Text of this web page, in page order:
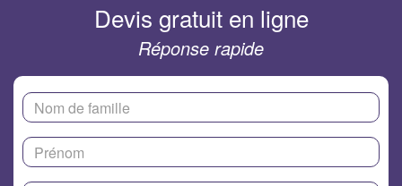
Devis gratuit en ligne
Réponse rapide